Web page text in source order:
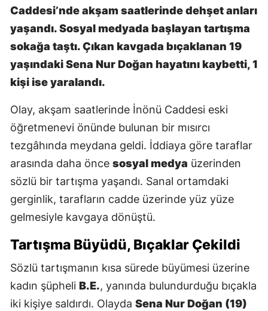
Caddesi’nde akşam saatlerinde dehşet anları
yaşandı. Sosyal medyada başlayan tartışma
sokağa taştı. Çıkan kavgada bıçaklanan 19
yaşındaki Sena Nur Doğan hayatını kaybetti, 1
kişi ise yaralandı.
Olay, akşam saatlerinde İnönü Caddesi eski
öğretmenevi önünde bulunan bir mısırcı
tezgâhında meydana geldi. İddiaya göre taraflar
arasında daha önce sosyal medya üzerinden
sözlü bir tartışma yaşandı. Sanal ortamdaki
gerginlik, tarafların cadde üzerinde yüz yüze
gelmesiyle kavgaya dönüştü.
Tartışma Büyüdü, Bıçaklar Çekildi
Sözlü tartışmanın kısa sürede büyümesi üzerine
kadın şüpheli B.E., yanında bulundurduğu bıçakla
iki kişiye saldırdı. Olayda Sena Nur Doğan (19)